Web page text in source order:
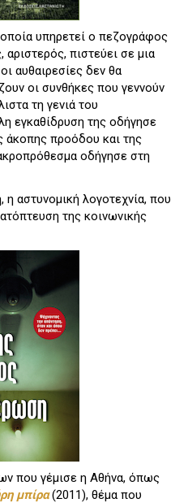
υπηρετεί ο πεζογράφος
αριστερός, πιστεύει σε μια
αυθαιρεσίες δεν θα
οι συνθήκες που γεννούν
τη γενιά του
εγκαθίδρυση της οδήγησε
άκοπης προόδου και της
οδήγησε στη
αστυνομική λογοτεχνία, που
της κοινωνικής
που γέμισε η Αθήνα, όπως
μπίρα(2011), θέμα που